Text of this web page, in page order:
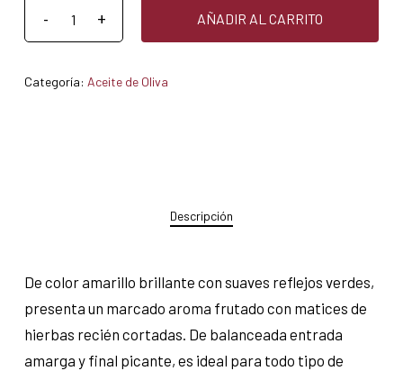
AÑADIR AL CARRITO
Categoría: Aceite de Oliva
Descripción
De color amarillo brillante con suaves reflejos verdes,
presenta un marcado aroma frutado con matices de
hierbas recién cortadas. De balanceada entrada
amarga y final picante, es ideal para todo tipo de